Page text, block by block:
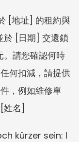
[地址] 的租約與
於 [日期] 交還鎖
請您確認何時
何扣減，請提供
，例如維修單
姓名]
kürzer sein: I